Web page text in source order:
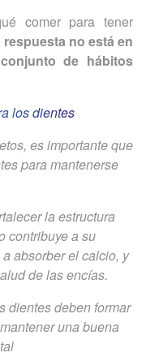
comer para tener
respuesta no está en
de hábitos
los dientes
es importante que
para mantenerse
la estructura
contribuye a su
absorber el calcio, y
de las encías.
dientes deben formar
una buena